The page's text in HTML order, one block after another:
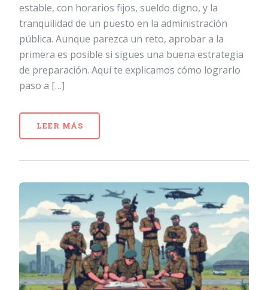
estable, con horarios fijos, sueldo digno, y la
tranquilidad de un puesto en la administración
pública. Aunque parezca un reto, aprobar a la
primera es posible si sigues una buena estrategia
de preparación. Aquí te explicamos cómo lograrlo
paso a […]
LEER MÁS